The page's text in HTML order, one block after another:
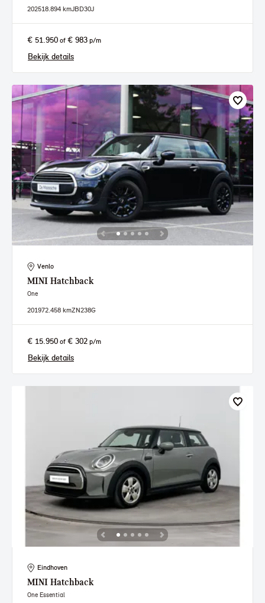
202518.894 kmJBD30J
€ 51.950 of € 983 p/m
Bekijk details
Venlo
MINI Hatchback
One
201972.458 kmZN238G
€ 15.950 of € 302 p/m
Bekijk details
Eindhoven
MINI Hatchback
One Essential